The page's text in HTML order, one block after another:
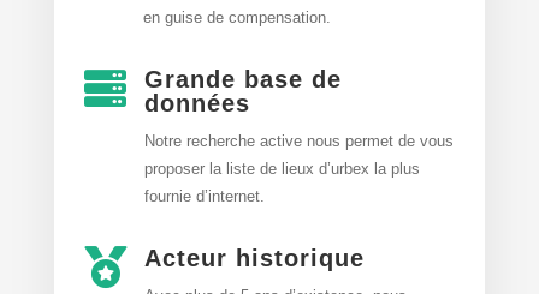
en guise de compensation.

Grande base de
données
Notre recherche active nous permet de vous
proposer la liste de lieux d’urbex la plus
fournie d’internet.
 Acteur historique